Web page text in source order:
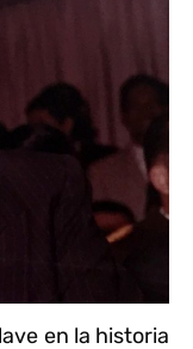
en la historia